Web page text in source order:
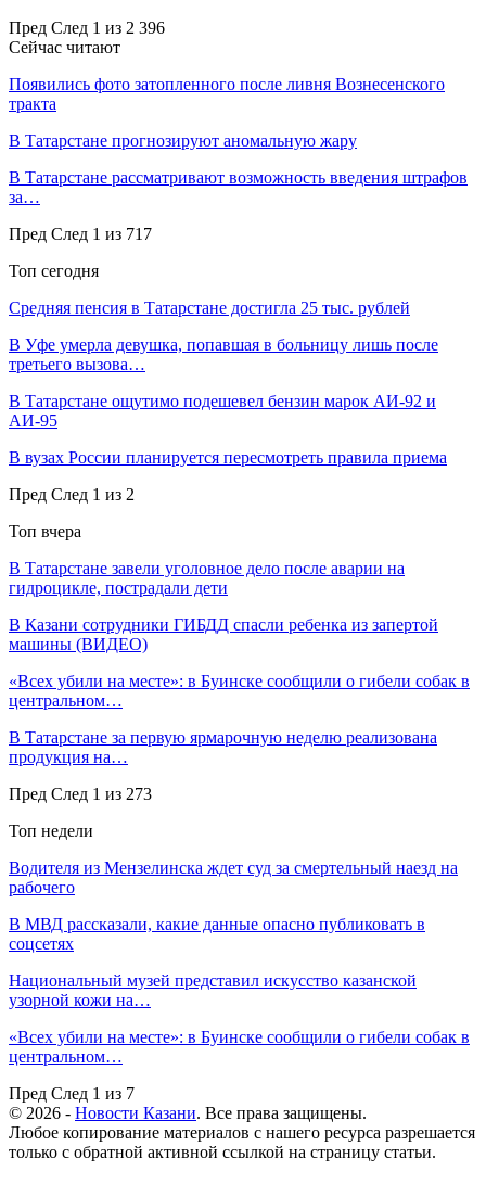
Пред След 1 из 2 396
Сейчас читают
Появились фото затопленного после ливня Вознесенского
тракта
В Татарстане прогнозируют аномальную жару
В Татарстане рассматривают возможность введения штрафов
за…
Пред След 1 из 717
Топ сегодня
Средняя пенсия в Татарстане достигла 25 тыс. рублей
В Уфе умерла девушка, попавшая в больницу лишь после
третьего вызова…
В Татарстане ощутимо подешевел бензин марок АИ-92 и
АИ-95
В вузах России планируется пересмотреть правила приема
Пред След 1 из 2
Топ вчера
В Татарстане завели уголовное дело после аварии на
гидроцикле, пострадали дети
В Казани сотрудники ГИБДД спасли ребенка из запертой
машины (ВИДЕО)
«Всех убили на месте»: в Буинске сообщили о гибели собак в
центральном…
В Татарстане за первую ярмарочную неделю реализована
продукция на…
Пред След 1 из 273
Топ недели
Водителя из Мензелинска ждет суд за смертельный наезд на
рабочего
В МВД рассказали, какие данные опасно публиковать в
соцсетях
Национальный музей представил искусство казанской
узорной кожи на…
«Всех убили на месте»: в Буинске сообщили о гибели собак в
центральном…
Пред След 1 из 7
© 2026 - Новости Казани. Все права защищены.
Любое копирование материалов с нашего ресурса разрешается
только с обратной активной ссылкой на страницу статьи.